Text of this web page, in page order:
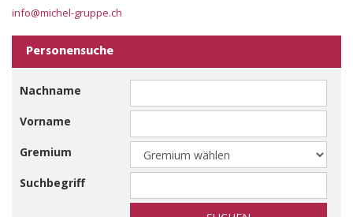
info@michel-gruppe.ch
Personensuche
Nachname
Vorname
Gremium
Suchbegriff